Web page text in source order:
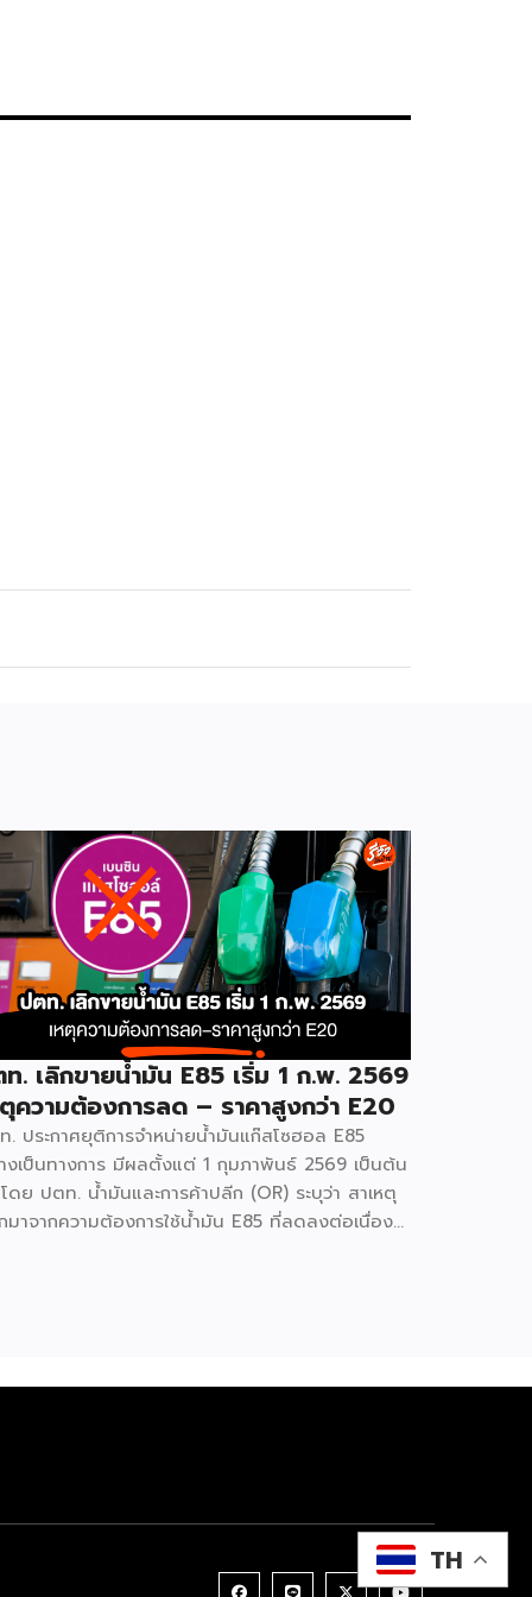
. เลิกขายน้ำมัน E85 เริ่ม 1 ก.พ. 2569
ความต้องการลด – ราคาสูงกว่า E20
. ประกาศยุติการจำหน่ายน้ำมันแก๊สโซฮอล E85
งเป็นทางการ มีผลตั้งแต่ 1 กุมภาพันธ์ 2569 เป็นต้น
ดย ปตท. น้ำมันและการค้าปลีก (OR) ระบุว่า สาเหตุ
มาจากความต้องการใช้น้ำมัน E85 ที่ลดลงต่อเนื่อง
ทน OR แนะนำให้สถานีบริการพิจารณานำผลิตภัณฑ์
: รีวิวอินไซด์ Website : ชี้ช่องรวย
TH